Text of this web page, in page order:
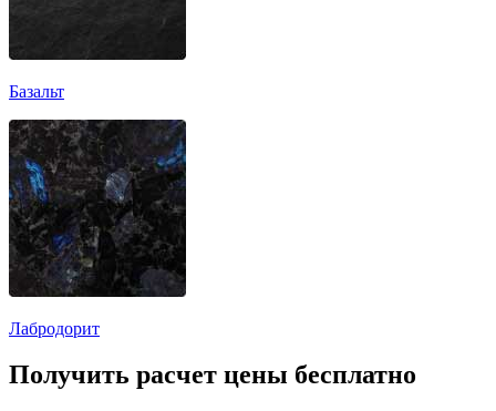
Базальт
Лабродорит
Получить расчет цены бесплатно